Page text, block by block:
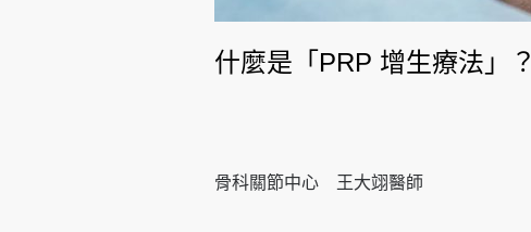
什麼是「PRP 增生療法」？
骨科關節中心 王大翊醫師